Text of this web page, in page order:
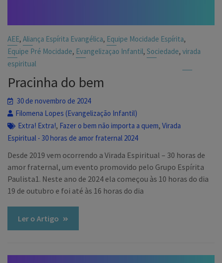
AEE,Aliança Espírita Evangélica, Equipe Mocidade Espírita,
Equipe Pré Mocidade, Evangelizaçao Infantil,Sociedade,virada
espiritual
Pracinha do bem
30 de novembro de 2024
Filomena Lopes (Evangelização Infantil)
Extra! Extra!, Fazer o bem não importa a quem,Virada
Espiritual - 30 horas de amor fraternal 2024
Desde 2019 vem ocorrendo a Virada Espiritual – 30 horas de
amor fraternal, um evento promovido pelo Grupo Espírita
Paulista1. Neste ano de 2024 ela começou às 10 horas do dia
19 de outubro e foi até às 16 horas do dia
Ler o Artigo